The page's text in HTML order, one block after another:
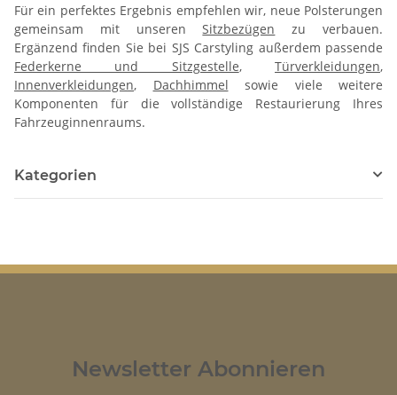
Für ein perfektes Ergebnis empfehlen wir, neue Polsterungen
gemeinsam mit unserenSitzbezügen zu verbauen.
Ergänzend finden Sie bei SJS Carstyling außerdem passende
Federkerne und Sitzgestelle,Türverkleidungen,
Innenverkleidungen, Dachhimmel sowie viele weitere
Komponenten für die vollständige Restaurierung Ihres
Fahrzeuginnenraums.
Kategorien
Newsletter Abonnieren